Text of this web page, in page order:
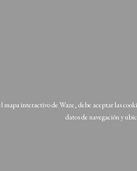
mapa interactivo de Waze, debe aceptar las
datos de navegación y